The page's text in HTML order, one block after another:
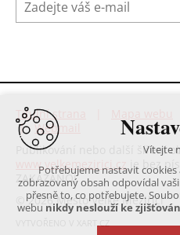
Titulní strana
|Webmail
Publikování nebo další šíření
www.velkemezirici.cz
je bez
ZAKÁZÁNO!
© 2026 Město Velké Meziříčí
Vítejte
Potřebujeme nastavit
zobrazovaný obsah odpovídal
přesně to, co potřebujete.
webu nikdy neslouží ke